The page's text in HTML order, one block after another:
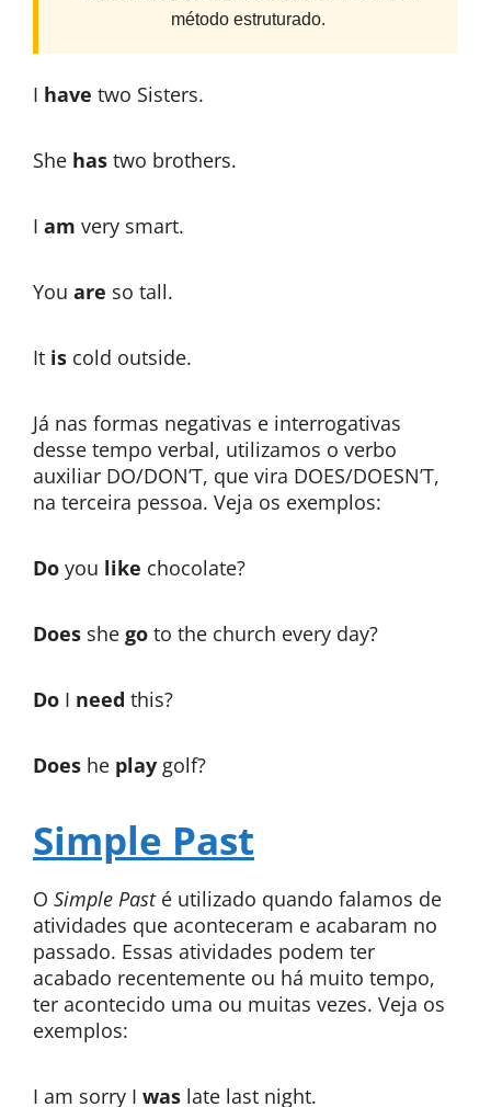
método estruturado.
I have two Sisters.
She has two brothers.
I am very smart.
You are so tall.
It is cold outside.
Já nas formas negativas e interrogativas
desse tempo verbal, utilizamos o verbo
auxiliar DO/DON’T, que vira DOES/DOESN’T,
na terceira pessoa. Veja os exemplos:
Do you like chocolate?
Does she go to the church every day?
Do I need this?
Does he play golf?
Simple Past
O Simple Past é utilizado quando falamos de
atividades que aconteceram e acabaram no
passado. Essas atividades podem ter
acabado recentemente ou há muito tempo,
ter acontecido uma ou muitas vezes. Veja os
exemplos:
I am sorry I was late last night.